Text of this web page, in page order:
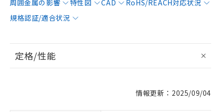
周囲金属の影響
特性図 CAD
RoHS/REACH対応状況
規格認証/適合状況
定格/性能
情報更新：2025/09/04